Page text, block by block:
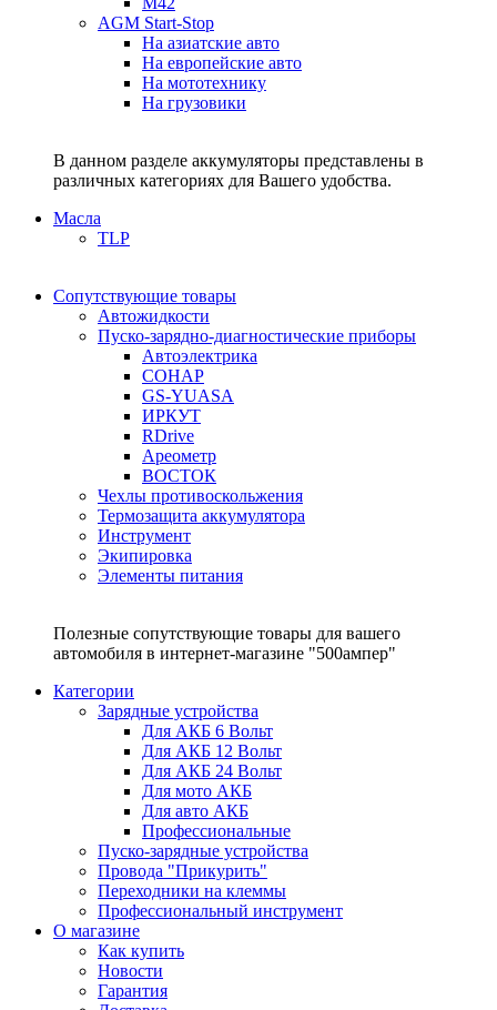
AGM Start-Stop
На азиатские авто
На европейские авто
На мототехнику
На грузовики
В данном разделе аккумуляторы представлены в
различных категориях для Вашего удобства.
Масла
TLP
Сопутствующие товары
Автожидкости
Пуско-зарядно-диагностические приборы
Автоэлектрика
СОНАР
GS-YUASA
ИРКУТ
RDrive
Ареометр
ВОСТОК
Чехлы противоскольжения
Термозащита аккумулятора
Инструмент
Экипировка
Элементы питания
Полезные сопутствующие товары для вашего
автомобиля в интернет-магазине "500ампер"
Категории
Зарядные устройства
Для АКБ 6 Вольт
Для АКБ 12 Вольт
Для АКБ 24 Вольт
Для мото АКБ
Для авто АКБ
Профессиональные
Пуско-зарядные устройства
Провода "Прикурить"
Переходники на клеммы
Профессиональный инструмент
О магазине
Как купить
Новости
Гарантия